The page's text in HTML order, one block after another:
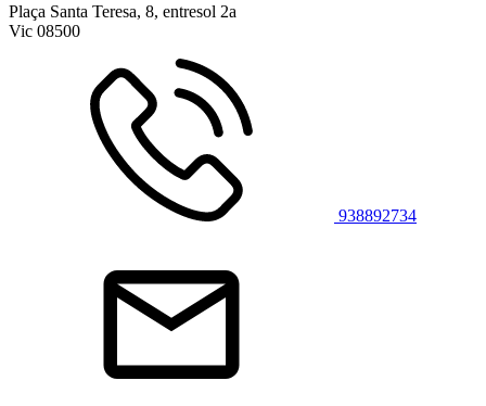
Plaça Santa Teresa, 8, entresol 2a
Vic 08500
938892734